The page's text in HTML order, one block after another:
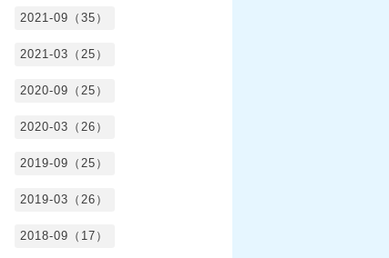
2021-09（35）
2021-03（25）
2020-09（25）
2020-03（26）
2019-09（25）
2019-03（26）
2018-09（17）